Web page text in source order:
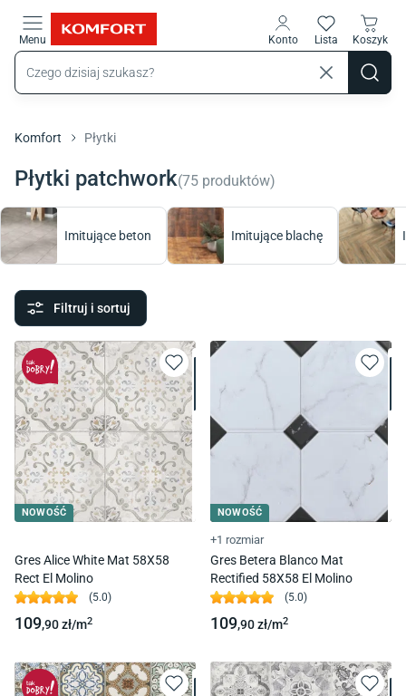
Menu Konto Lista Koszyk
Komfort Płytki
Płytki patchwork(75 produktów)
Imitujące beton Imitujące blachę
Filtruj i sortuj
NOWOŚĆ
Gres Alice White Mat 58X58
Rect El Molino
(5.0)
109,90zł/m2
NOWOŚĆ
+1 rozmiar
Gres Betera Blanco Mat
Rectified 58X58 El Molino
(5.0)
109,90zł/m2